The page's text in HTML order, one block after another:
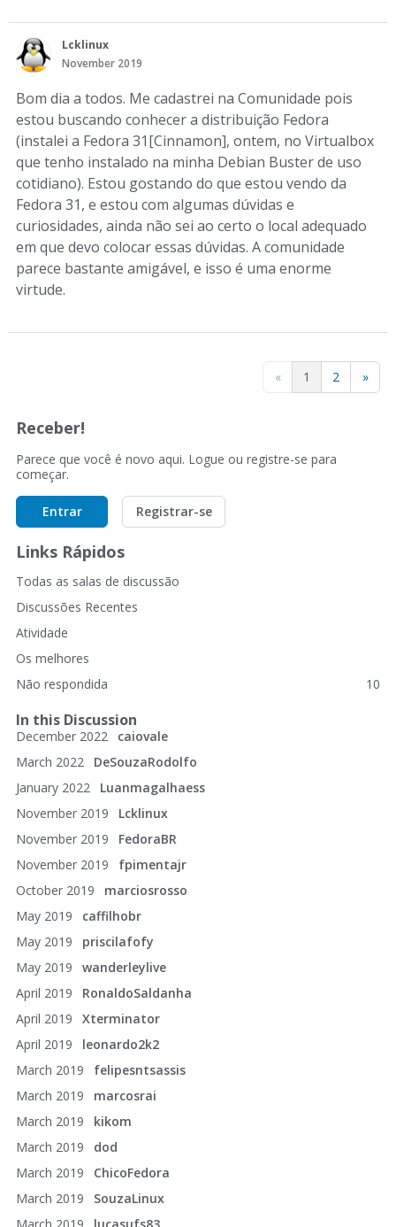
Lcklinux
November 2019
Bom dia a todos. Me cadastrei na Comunidade pois
estou buscando conhecer a distribuição Fedora
(instalei a Fedora 31[Cinnamon], ontem, no Virtualbox
que tenho instalado na minha Debian Buster de uso
cotidiano). Estou gostando do que estou vendo da
Fedora 31, e estou com algumas dúvidas e
curiosidades, ainda não sei ao certo o local adequado
em que devo colocar essas dúvidas. A comunidade
parece bastante amigável, e isso é uma enorme
virtude.
« 1 2 »
Receber!
Parece que você é novo aqui. Logue ou registre-se para
começar.
Entrar Registrar-se
Links Rápidos
Todas as salas de discussão
Discussões Recentes
Atividade
Os melhores
Não respondida
10
In this Discussion
December 2022
caiovale
March 2022
DeSouzaRodolfo
January 2022
Luanmagalhaess
November 2019
Lcklinux
November 2019
FedoraBR
November 2019
fpimentajr
October 2019
marciosrosso
May 2019
caffilhobr
May 2019
priscilafofy
May 2019
wanderleylive
April 2019
RonaldoSaldanha
April 2019
Xterminator
April 2019
leonardo2k2
March 2019
felipesntsassis
March 2019
marcosrai
March 2019
kikom
March 2019
dod
March 2019
ChicoFedora
March 2019
SouzaLinux